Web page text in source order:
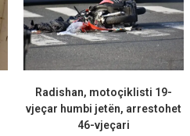
Radishan, motoçiklisti 19-
vjeçar humbi jetën, arrestohet
46-vjeçari